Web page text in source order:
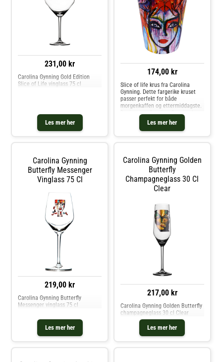
andre Kopper & Krus hos Royal
231,00 kr
Les mer her
Carolina Gynning Gold Edition
Slice of Life vinglass 75 cl
174,00 kr
Les mer her
Slice of life krus fra Carolina
Gynning. Dette fargerike kruset
passer perfekt for både
morgenkaffen og ettermiddagste.
med stor lidenskap og kjærlighet
utviklet dette sjarmerende
motivet som reflekterer hennes
Design.
Carolina Gynning
Butterfly Messenger
Vinglass 75 Cl
219,00 kr
Les mer her
Carolina Gynning Butterfly
Messenger vinglass 75 cl
Carolina Gynning Golden
Butterfly
Champagneglass 30 Cl
Clear
217,00 kr
Les mer her
Carolina Gynning Golden Butterfly
champagneglass 30 cl Clear